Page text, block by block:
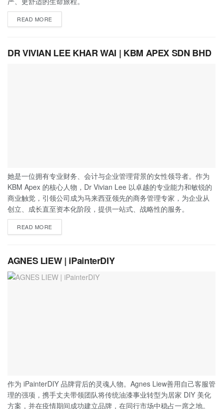
READ MORE
DR VIVIAN LEE KHAR WAI | KBM APEX SDN BHD
她是一位拥有专业财务、会计与企业管理背景的女性领导者。作为
KBM Apex 的核心人物，Dr Vivian Lee 以卓越的专业能力和敏锐的
商业触觉，引领公司成为马来西亚领先的商务管理专家，为企业从
创立、成长直至资本化阶段，提供一站式、战略性的服务。
READ MORE
AGNES LIEW | iPainterDIY
作为 iPainterDIY 品牌背后的灵魂人物。Agnes Liew善用自己客服管
理的强项，携手丈夫带领团队将传统油漆事业转型为居家 DIY 美化
方案，并在疫情期间成功建立品牌，在同行市场中稳占一席之地。